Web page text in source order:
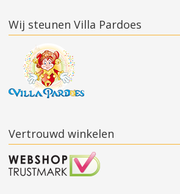
Wij steunen Villa Pardoes
Vertrouwd winkelen